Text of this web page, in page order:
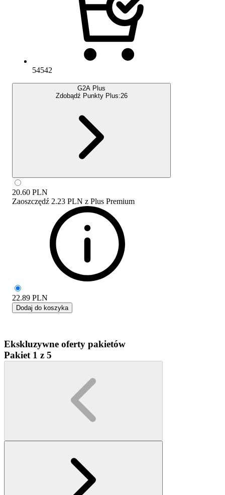
54542
G2A Plus
Zdobądź Punkty Plus:26
20.60 PLN
Zaoszczędź 2.23 PLN z Plus Premium
22.89 PLN
Dodaj do koszyka
Ekskluzywne oferty pakietów
Pakiet 1 z 5